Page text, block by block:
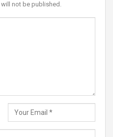
not be published.